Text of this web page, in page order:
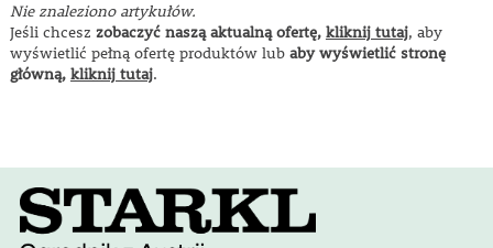
podlewaniu oraz nawożeniu.
Nie znaleziono artykułów.
Jeśli chcesz zobaczyć naszą aktualną ofertę, kliknij tutaj, aby
wyświetlić pełną ofertę produktów lub aby wyświetlić stronę
główną, kliknij tutaj.